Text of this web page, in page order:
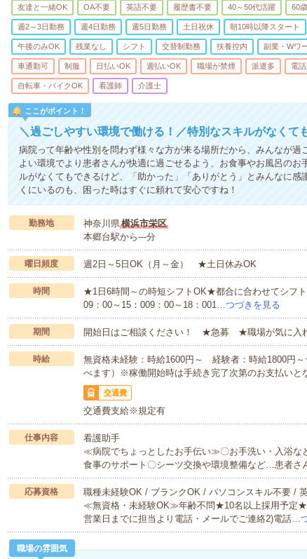
友達と一緒OK OA不要 英語不要 履歴書不要 40～50代活躍 60
週2～3日勤務 週4日勤務 週5日勤務 土日祝休 朝10時以降スタート
午後のみOK 残業なし シフト 交替制勤務 扶養控内 副業・Wワ
車通勤可 制服 日払いOK 週払いOK 職場が禁煙 派遣多 電
自転車・バイクOK 看護師 介護士
ここがポイント！
＼過ごしやすい環境で働ける！／特別なスキルがなくて
病院って年齢や性別を問わず様々な方が来る場所だから、みんなが過
よい環境でより患者さんが快適に過ごせるよう、お食事やお風呂のお
ルがなくてもできるけど、「助かった」「ありがとう」とみんなに感
くにいるのも、困った時はすぐに頼れて安心ですね！
勤務地 神奈川県横浜市栄区
本郷台駅から---分
曜日頻度 週2日～5日OK（月～金） ★土日休みOK
時間
★1日6時間～の時短シフトOK★都合に合わせてシフ
09：00～15：009：00～18：001…つづきを見る
期間 開始日はご相談ください！ ★急募 ★職場が気に入れ
時給
無資格未経験：時給1600円～ 経験者：時給1800円
べます）※稼働開始時は手続き完了次第のお支払いと
交通費
交通費支給※規定有
仕事内容
看護助手
≪病院でちょっとしたお手伝い≫〇お手洗い・入浴な
食事のサポート〇シーツ交換や環境整備など…患者さ
応募資格
職種未経験OK / ブランクOK / パソコンスキル不要 /
≪無資格・未経験OK≫年齢不問★10名以上採用予定
営業日までに担当より電話・メールでご連絡2)電話…
職場の雰囲気